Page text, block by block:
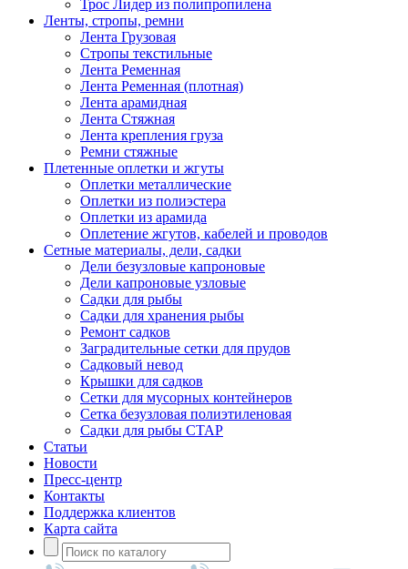
Трос Лидер из полипропилена
Ленты, стропы, ремни
Лента Грузовая
Стропы текстильные
Лента Ременная
Лента Ременная (плотная)
Лента арамидная
Лента Стяжная
Лента крепления груза
Ремни стяжные
Плетенные оплетки и жгуты
Оплетки металлические
Оплетки из полиэстера
Оплетки из арамида
Оплетение жгутов, кабелей и проводов
Сетные материалы, дели, садки
Дели безузловые капроновые
Дели капроновые узловые
Садки для рыбы
Садки для хранения рыбы
Ремонт садков
Заградительные сетки для прудов
Садковый невод
Крышки для садков
Сетки для мусорных контейнеров
Сетка безузловая полиэтиленовая
Садки для рыбы СТАР
Статьи
Новости
Пресс-центр
Контакты
Поддержка клиентов
Карта сайта